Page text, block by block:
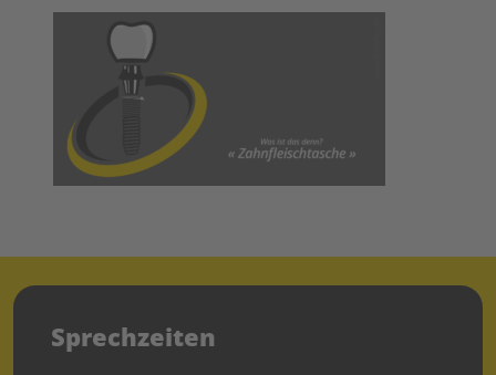
Sprechzeiten